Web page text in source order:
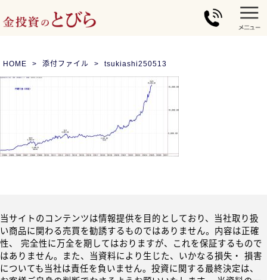
HOME 添付ファイル tsukiashi250513
当サイトのコンテンツは情報提供を目的としており、当社取り扱
い商品に関わる売買を勧誘するものではありません。内容は正確
性、 完全性に万全を期してはおりますが、これを保証するもので
はありません。また、当資料により生じた、いかなる損失・ 損害
についても当社は責任を負いません。投資に関する最終決定は、